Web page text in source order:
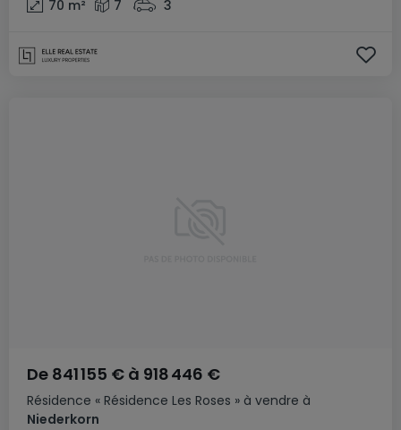
70 m² 7 3
Résidence « Résidence Les Roses » à vendre à
Niederkorn
De 841 155 € à 918 446 €